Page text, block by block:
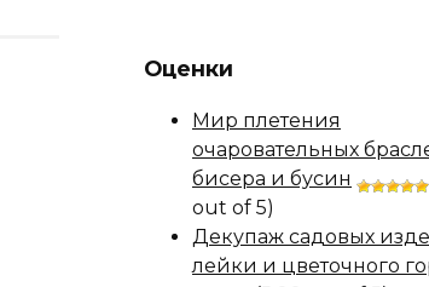
Оценки
Мир плетения
очаровательных
бисера и бусин
out of 5)
Декупаж садовых
лейки и цветочного